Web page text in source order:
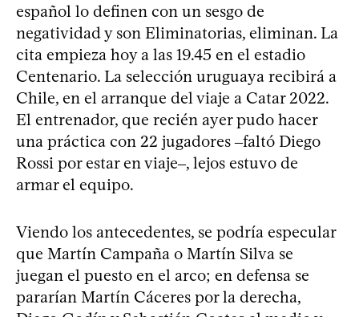
español lo definen con un sesgo de
negatividad y son Eliminatorias, eliminan. La
cita empieza hoy a las 19.45 en el estadio
Centenario. La selección uruguaya recibirá a
Chile, en el arranque del viaje a Catar 2022.
El entrenador, que recién ayer pudo hacer
una práctica con 22 jugadores ‒faltó Diego
Rossi por estar en viaje‒, lejos estuvo de
armar el equipo.
Viendo los antecedentes, se podría especular
que Martín Campaña o Martín Silva se
juegan el puesto en el arco; en defensa se
pararían Martín Cáceres por la derecha,